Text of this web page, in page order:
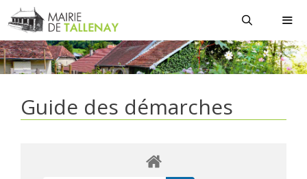
Aller
au
contenu
Guide des démarches